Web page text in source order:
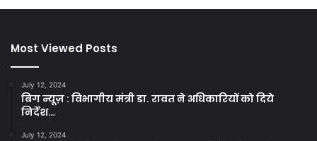
Most Viewed Posts
July 12, 2024
बिग न्यूज़ : विभागीय मंत्री डा. रावत ने अधिकारियों को दिये
निर्देश…
July 12, 2024